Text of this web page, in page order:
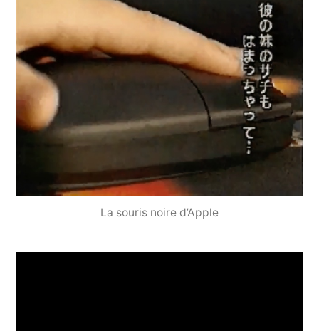
La souris noire d’Apple